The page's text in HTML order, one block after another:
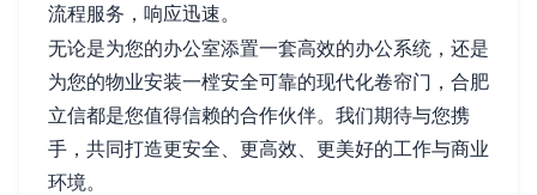
流程服务，响应迅速。
无论是为您的办公室添置一套高效的办公系统，还是
为您的物业安装一樘安全可靠的现代化卷帘门，合肥
立信都是您值得信赖的合作伙伴。我们期待与您携
手，共同打造更安全、更高效、更美好的工作与商业
环境。